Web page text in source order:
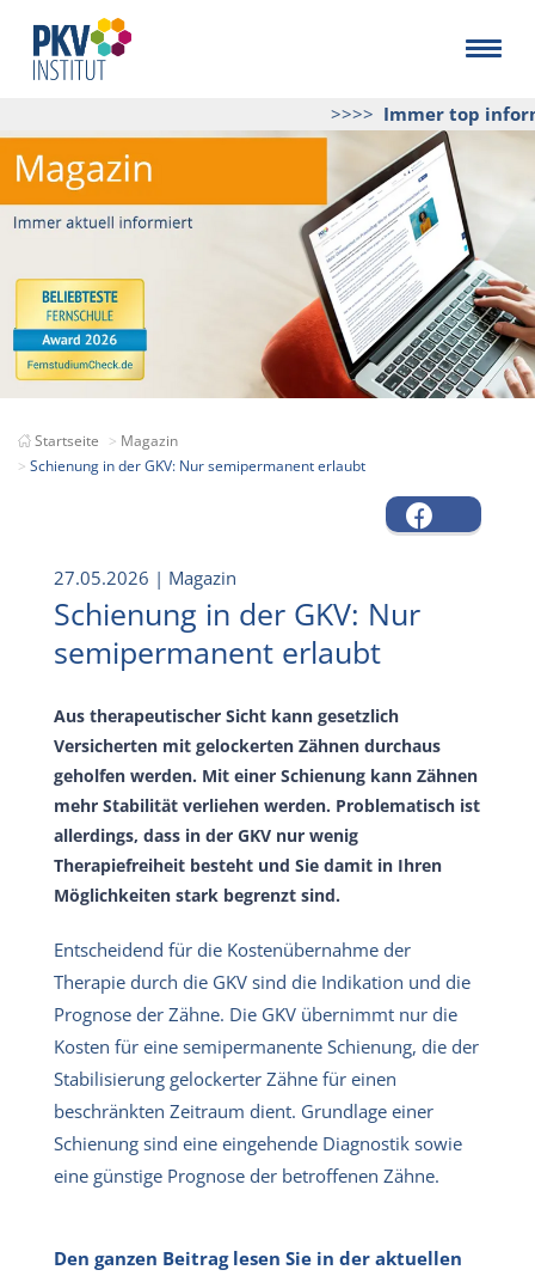
>>>>Immer top
Startseite
Magazin
Schienung in der GKV: Nur semipermanent erlaubt
27.05.2026 | Magazin
Schienung in der GKV: Nur
semipermanent erlaubt
Aus therapeutischer Sicht kann gesetzlich
Versicherten mit gelockerten Zähnen durchaus
geholfen werden. Mit einer Schienung kann Zähnen
mehr Stabilität verliehen werden. Problematisch ist
allerdings, dass in der GKV nur wenig
Therapiefreiheit besteht und Sie damit in Ihren
Möglichkeiten stark begrenzt sind.
Entscheidend für die Kostenübernahme der
Therapie durch die GKV sind die Indikation und die
Prognose der Zähne. Die GKV übernimmt nur die
Kosten für eine semipermanente Schienung, die der
Stabilisierung gelockerter Zähne für einen
beschränkten Zeitraum dient. Grundlage einer
Schienung sind eine eingehende Diagnostik sowie
eine günstige Prognose der betroffenen Zähne.
Den ganzen Beitrag lesen Sie in der aktuellen